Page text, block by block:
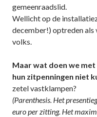
gemeenraadslid.
Wellicht op de
december!) optreden als
volks.
Maar wat doen we
hun zitpenningen niet
zetel vastklampen?
(Parenthesis. Het
euro per zitting. Het